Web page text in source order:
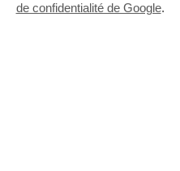
de confidentialité de Google.